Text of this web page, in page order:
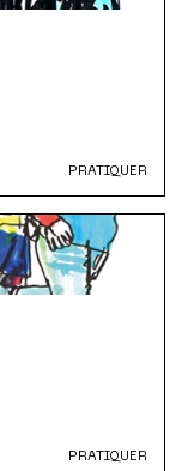
PRATIQUER
PRATIQUER